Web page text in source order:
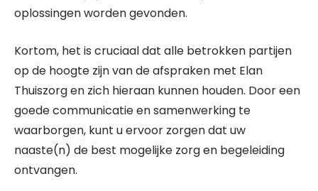
oplossingen worden gevonden.
Kortom, het is cruciaal dat alle betrokken partijen
op de hoogte zijn van de afspraken met Elan
Thuiszorg en zich hieraan kunnen houden. Door een
goede communicatie en samenwerking te
waarborgen, kunt u ervoor zorgen dat uw
naaste(n) de best mogelijke zorg en begeleiding
ontvangen.